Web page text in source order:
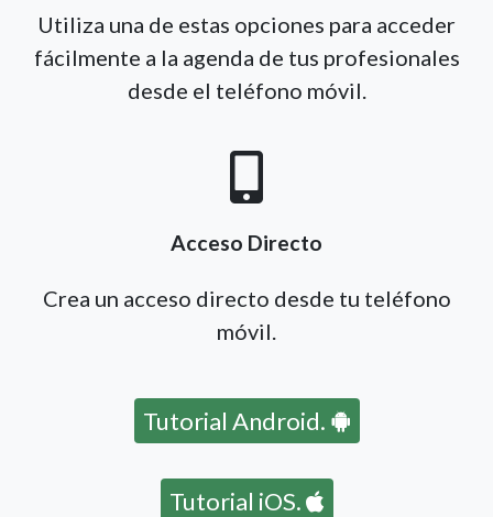
Utiliza una de estas opciones para acceder
fácilmente a la agenda de tus profesionales
desde el teléfono móvil.
Acceso Directo
Crea un acceso directo desde tu teléfono
móvil.
Tutorial Android.
Tutorial iOS.